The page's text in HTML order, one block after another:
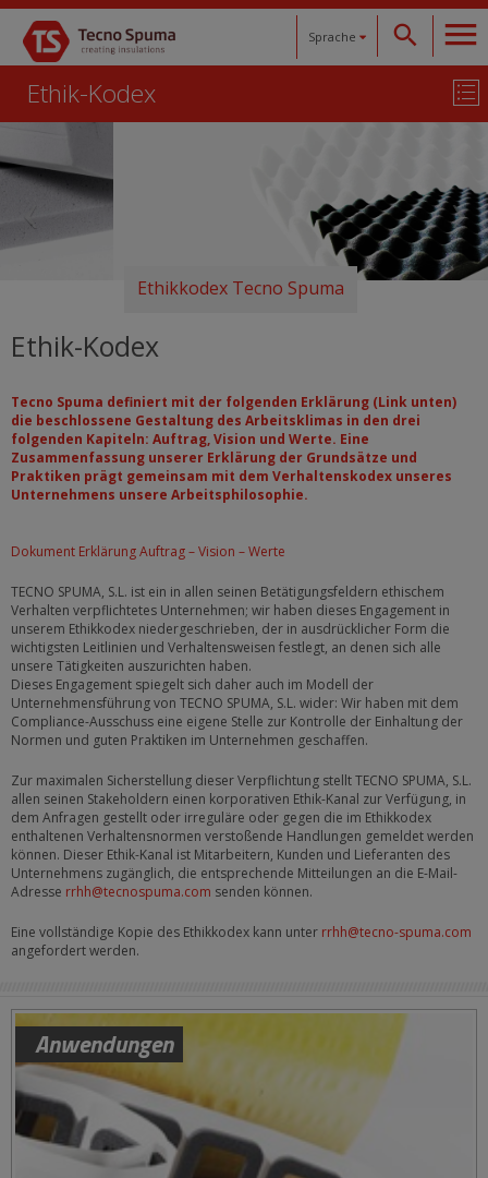
Sprache
Español
English
Ethik-Kodex
Tecno Spuma
Ethik-Kodex
Tecno Spuma definiert mit der folgenden Erklärung (Link unten)
die beschlossene Gestaltung des Arbeitsklimas in den drei
folgenden Kapiteln: Auftrag, Vision und Werte. Eine
Zusammenfassung unserer Erklärung der Grundsätze und
Praktiken prägt gemeinsam mit dem Verhaltenskodex unseres
Unternehmens unsere Arbeitsphilosophie.
Dokument Erklärung Auftrag – Vision – Werte
TECNO SPUMA, S.L. ist ein in allen seinen Betätigungsfeldern ethischem
Verhalten verpflichtetes Unternehmen; wir haben dieses Engagement in
unserem Ethikkodex niedergeschrieben, der in ausdrücklicher Form die
wichtigsten Leitlinien und Verhaltensweisen festlegt, an denen sich alle
unsere Tätigkeiten auszurichten haben.
Dieses Engagement spiegelt sich daher auch im Modell der
Unternehmensführung von TECNO SPUMA, S.L. wider: Wir haben mit dem
Compliance-Ausschuss eine eigene Stelle zur Kontrolle der Einhaltung der
Normen und guten Praktiken im Unternehmen geschaffen.
Zur maximalen Sicherstellung dieser Verpflichtung stellt TECNO SPUMA, S.L.
allen seinen Stakeholdern einen korporativen Ethik-Kanal zur Verfügung, in
dem Anfragen gestellt oder irreguläre oder gegen die im Ethikkodex
enthaltenen Verhaltensnormen verstoßende Handlungen gemeldet werden
können. Dieser Ethik-Kanal ist Mitarbeitern, Kunden und Lieferanten des
Unternehmens zugänglich, die entsprechende Mitteilungen an die E-Mail-
Adresse rrhh@tecnospuma.com senden können.
Eine vollständige Kopie des Ethikkodex kann unter rrhh@tecno-spuma.com
angefordert werden.
Anwendungen